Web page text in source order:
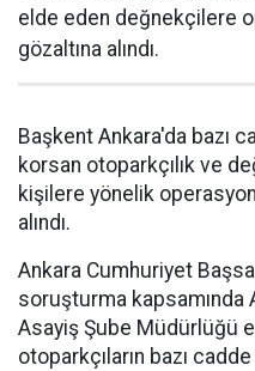
elde eden değnekçilere
gözaltına alındı.
Başkent Ankara'da bazı
korsan otoparkçılık ve
kişilere yönelik
alındı.
Ankara Cumhuriyet
soruşturma kapsamında
Asayiş Şube Müdürlüğü
otoparkçıların bazı